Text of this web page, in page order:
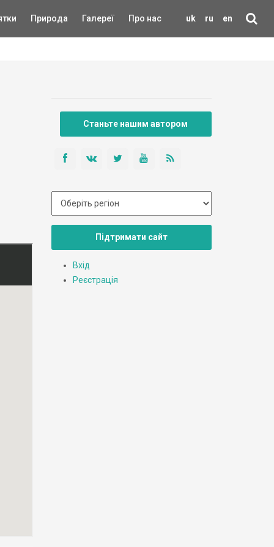
uk ru en
Природа Галереї Про нас
Станьте нашим автором
Підтримати сайт
Вхід
Реєстрація